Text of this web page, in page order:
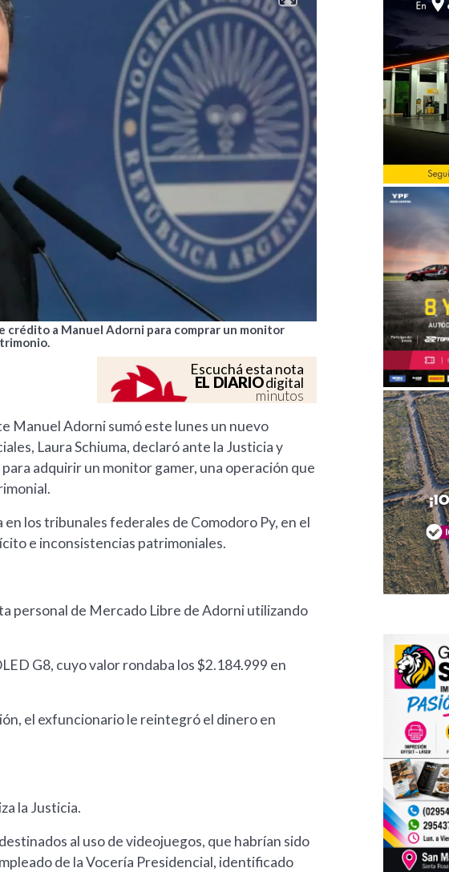
crédito a Manuel Adorni para comprar un monitor
Escuchá esta nota
EL DIARIOdigital
minutos
Manuel Adorni sumó este lunes un nuevo
Laura Schiuma, declaró ante la Justicia y
adquirir un monitor gamer, una operación que
los tribunales federales de Comodoro Py, en el
e inconsistencias patrimoniales.
personal de Mercado Libre de Adorni utilizando
G8, cuyo valor rondaba los $2.184.999 en
el exfuncionario le reintegró el dinero en
la Justicia.
al uso de videojuegos, que habrían sido
de la Vocería Presidencial, identificado